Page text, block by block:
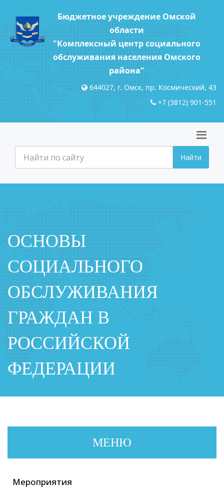
Бюджетное учреждение Омской
области
"Комплексный центр социального
обслуживания населения Омского
района"
644027, г. Омск, пр. Космический, 43
+7 (3812) 901-551
Найти
ОСНОВЫ
СОЦИАЛЬНОГО
ОБСЛУЖИВАНИЯ
ГРАЖДАН В
РОССИЙСКОЙ
ФЕДЕРАЦИИ
МЕНЮ
Мероприятия